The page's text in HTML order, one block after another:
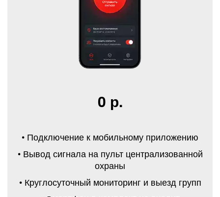
0 р.
• Подключение к мобильному приложению
• Вывод сигнала на пульт централизованной
охраны
• Круглосуточный мониторинг и выезд групп